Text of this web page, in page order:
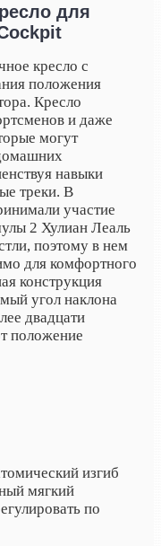
для
кресло с
положения
Кресло
и даже
могут
навыки
треки. В
участие
2 Хулиан Леаль
поэтому в нем
для комфортного
конструкция
угол наклона
двадцати
положение
изгиб
мягкий
по